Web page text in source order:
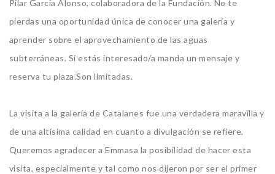
Pilar García Alonso, colaboradora de la Fundación. No te
pierdas una oportunidad única de conocer una galería y
aprender sobre el aprovechamiento de las aguas
subterráneas. Si estás interesado/a manda un mensaje y
reserva tu plaza.Son limitadas.
La visita a la galería de Catalanes fue una verdadera maravilla y
de una altísima calidad en cuanto a divulgación se refiere.
Queremos agradecer a Emmasa la posibilidad de hacer esta
visita, especialmente y tal como nos dijeron por ser el primer